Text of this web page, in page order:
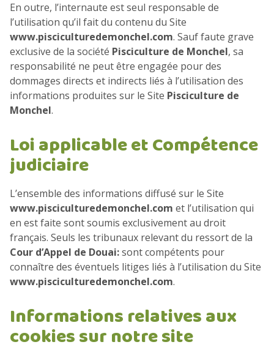
En outre, l’internaute est seul responsable de
l’utilisation qu’il fait du contenu du Site
www.pisciculturedemonchel.com. Sauf faute grave
exclusive de la société Pisciculture de Monchel, sa
responsabilité ne peut être engagée pour des
dommages directs et indirects liés à l’utilisation des
informations produites sur le Site Pisciculture de
Monchel.
Loi applicable et Compétence
judiciaire
L’ensemble des informations diffusé sur le Site
www.pisciculturedemonchel.com et l’utilisation qui
en est faite sont soumis exclusivement au droit
français. Seuls les tribunaux relevant du ressort de la
Cour d’Appel de Douai:sont compétents pour
connaître des éventuels litiges liés à l’utilisation du Site
www.pisciculturedemonchel.com.
Informations relatives aux
cookies sur notre site